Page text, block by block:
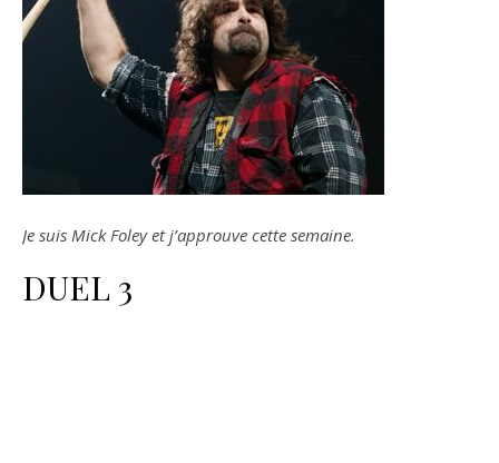
Je suis Mick Foley et j’approuve cette semaine.
DUEL 3